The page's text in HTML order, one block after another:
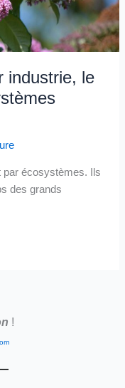
industrie, le
par écosystèmes. Ils
des grands
!